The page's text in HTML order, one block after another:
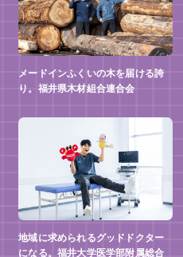
メードインふくいの木を届ける誇
り。福井県木材組合連合会
地域に求められるグッドドクター
になる。福井大学医学部附属総合